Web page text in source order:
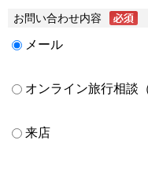
お問い合わせ内容
メール
オンライン旅行相談
来店